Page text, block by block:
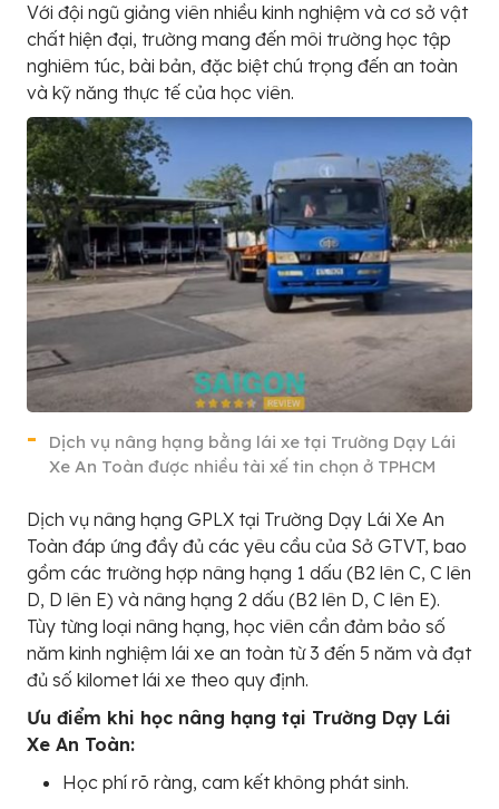
Với đội ngũ giảng viên nhiều kinh nghiệm và cơ sở vật
chất hiện đại, trường mang đến môi trường học tập
nghiêm túc, bài bản, đặc biệt chú trọng đến an toàn
và kỹ năng thực tế của học viên.
Dịch vụ nâng hạng bằng lái xe tại Trường Dạy Lái
Xe An Toàn được nhiều tài xế tin chọn ở TPHCM
Dịch vụ nâng hạng GPLX tại Trường Dạy Lái Xe An
Toàn đáp ứng đầy đủ các yêu cầu của Sở GTVT, bao
gồm các trường hợp nâng hạng 1 dấu (B2 lên C, C lên
D, D lên E) và nâng hạng 2 dấu (B2 lên D, C lên E).
Tùy từng loại nâng hạng, học viên cần đảm bảo số
năm kinh nghiệm lái xe an toàn từ 3 đến 5 năm và đạt
đủ số kilomet lái xe theo quy định.
Ưu điểm khi học nâng hạng tại Trường Dạy Lái
Xe An Toàn:
Học phí rõ ràng, cam kết không phát sinh.